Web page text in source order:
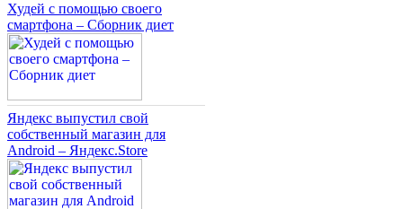
Худей с помощью своего
смартфона – Сборник диет
Яндекс выпустил свой
собственный магазин для
Android – Яндекс.Store